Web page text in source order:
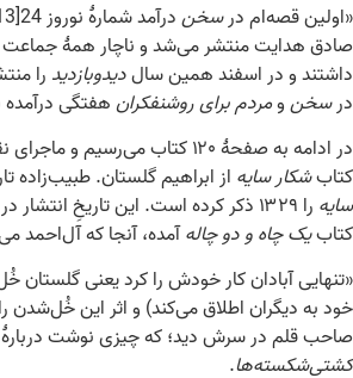
«اولین قصه‌ام درسخن
صادق هدایت منتشر می‌شد و ناچار همهٔ
داشتند و در اسفند همین سالدیدوبازدید را
درسخنومردم برای روشنفکرانهفتگی درآمده
در ادامه به صفحهٔ ۱۲۰ کتاب
کتابشکار سایه از ابراهیم گلستان. طبیب‌زاده
سایه
را ۱۳۲۹ ذکر کرده است. این تاریخِ
کتابیک چاه و دو چالهآمده، آنجا که آل‌احمد
«تنهایی آبادان کار خودش را کرد یعنی گلستان
خود به دیگران اطلاق می‌کند) و اثر این خُل‌شدن
صاحب قلم در سرش دید؛ که چیزی نوشت
کشتی‌شکسته‌ها.